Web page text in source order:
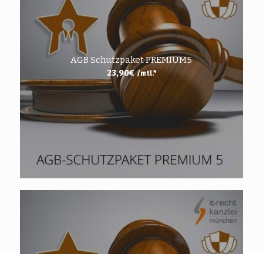
AGB Schutzpaket PREMIUM5
23,90€ /mtl.*